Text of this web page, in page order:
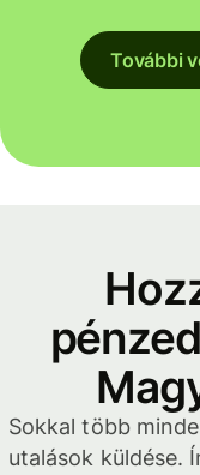
További
Sokkal több
utalások küldése.